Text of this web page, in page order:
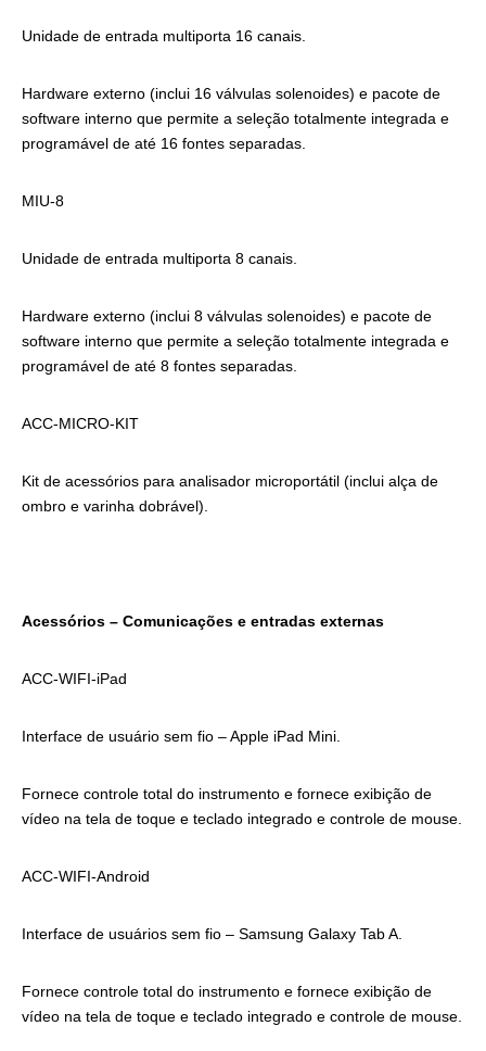
Unidade de entrada multiporta 16 canais.
Hardware externo (inclui 16 válvulas solenoides) e pacote de
software interno que permite a seleção totalmente integrada e
programável de até 16 fontes separadas.
MIU-8
Unidade de entrada multiporta 8 canais.
Hardware externo (inclui 8 válvulas solenoides) e pacote de
software interno que permite a seleção totalmente integrada e
programável de até 8 fontes separadas.
ACC-MICRO-KIT
Kit de acessórios para analisador microportátil (inclui alça de
ombro e varinha dobrável).
Acessórios – Comunicações e entradas externas
ACC-WIFI-iPad
Interface de usuário sem fio – Apple iPad Mini.
Fornece controle total do instrumento e fornece exibição de
vídeo na tela de toque e teclado integrado e controle de mouse.
ACC-WIFI-Android
Interface de usuários sem fio – Samsung Galaxy Tab A.
Fornece controle total do instrumento e fornece exibição de
vídeo na tela de toque e teclado integrado e controle de mouse.